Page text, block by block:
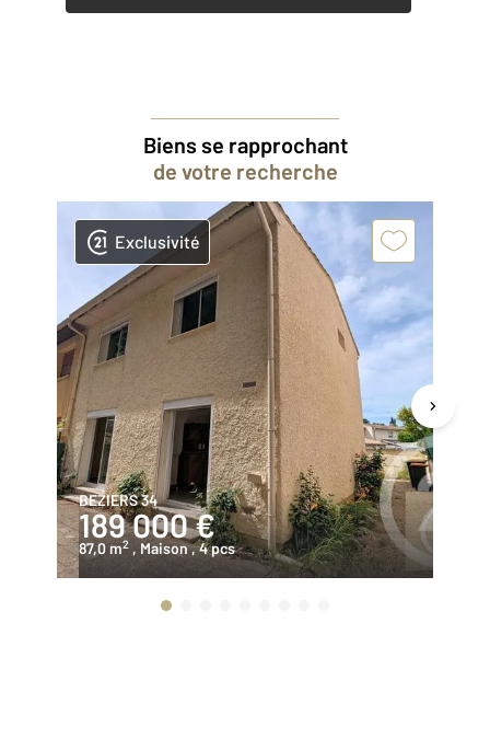
Biens se rapprochant
de votre recherche
Exclusivité
BEZIERS 34
189 000 €
87,0 m2 , Maison, 4 pcs